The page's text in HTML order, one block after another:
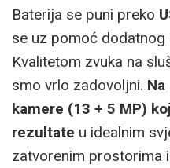
Baterija se puni preko
se uz pomoć dodatnog
Kvalitetom zvuka na
smo vrlo zadovoljni.
kamere (13 + 5 MP)
rezultate u idealnim
zatvorenim prostorima